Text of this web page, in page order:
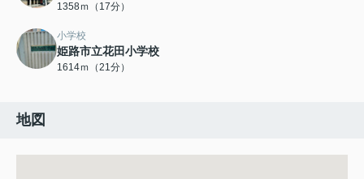
1358ｍ（17分）
小学校
姫路市立花田小学校
1614ｍ（21分）
地図